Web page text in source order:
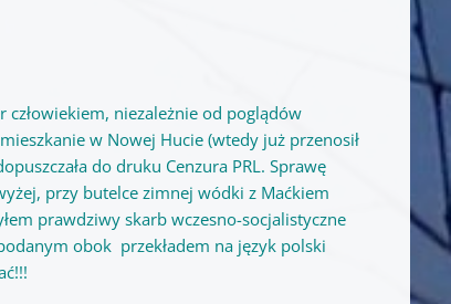
człowiekiem, niezależnie od poglądów
w Nowej Hucie (wtedy już przenosił
do druku Cenzura PRL. Sprawę
przy butelce zimnej wódki z Maćkiem
prawdziwy skarb wczesno-socjalistyczne
obok przekładem na język polski